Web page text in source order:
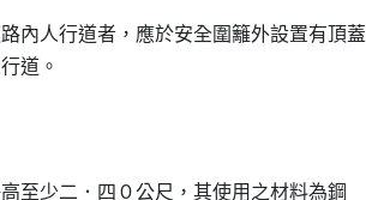
內人行道者，應於安全圍籬外設置有頂蓋
道。
至少二．四０公尺，其使用之材料為鋼